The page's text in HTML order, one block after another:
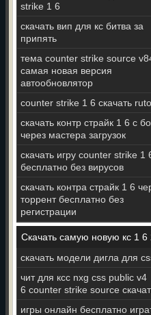
strike 1 6
скачать вип для кс битва за
припять
тема counter strike source
самая новая версия
автообновлятор
counter strike 1 6 скачать
скачать контр страйк 1 6 с
через мастера загрузок
скачать игру counter strike 1
бесплатно без вирусов
скачать контра страйк 1 6
торрент бесплатно без
регистрации
Скачать самую новую кс 1 6
скачать модели дигла для
чит для ксс nxg css public v4
6 counter strike source
игры онлайн бесплатно